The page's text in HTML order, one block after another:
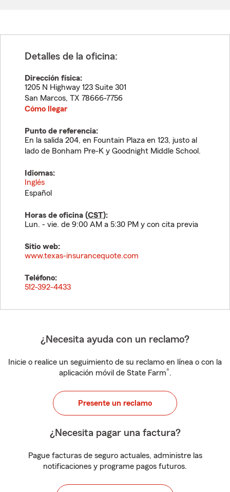
Detalles de la oficina:
Dirección física:
1205 N Highway 123 Suite 301
San Marcos, TX 78666-7756
Cómo llegar
Punto de referencia:
En la salida 204, en Fountain Plaza en 123, justo al
lado de Bonham Pre-K y Goodnight Middle School.
Idiomas:
Inglés
Español
Horas de oficina (CST):
Lun. - vie. de 9:00 AM a 5:30 PM y con cita previa
Sitio web:
www.texas-insurancequote.com
Teléfono:
512-392-4433
¿Necesita ayuda con un reclamo?
Inicie o realice un seguimiento de su reclamo en línea o con la
aplicación móvil de State Farm®.
Presente un reclamo
¿Necesita pagar una factura?
Pague facturas de seguro actuales, administre las
notificaciones y programe pagos futuros.